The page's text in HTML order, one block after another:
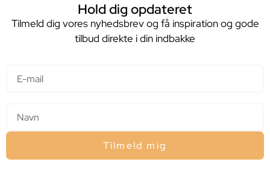
Hold dig opdateret
Tilmeld dig vores nyhedsbrev og få inspiration og gode
tilbud direkte i din indbakke
Tilmeld mig